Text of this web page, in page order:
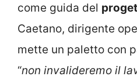
come guida del
Caetano, dirigente
mette un paletto con
“non invalideremo il